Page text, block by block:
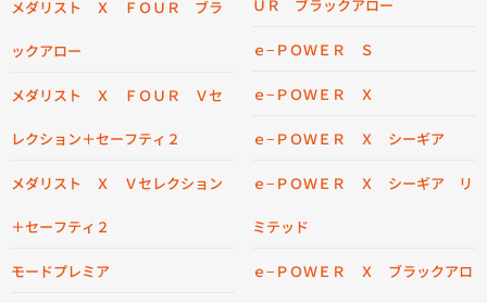
メダリスト Ｘ ＦＯＵＲ ブラ
ックアロー
メダリスト Ｘ ＦＯＵＲ Ｖセ
レクション＋セーフティ２
メダリスト Ｘ Ｖセレクション
＋セーフティ２
モードプレミア
ＵＲ ブラックアロー
ｅ−ＰＯＷＥＲ Ｓ
ｅ−ＰＯＷＥＲ Ｘ
ｅ−ＰＯＷＥＲ Ｘ シーギア
ｅ−ＰＯＷＥＲ Ｘ シーギア リ
ミテッド
ｅ−ＰＯＷＥＲ Ｘ ブラックアロ